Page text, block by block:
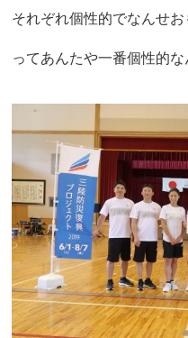
それぞれ個性的でなんせ
ってあんたや一番個性的